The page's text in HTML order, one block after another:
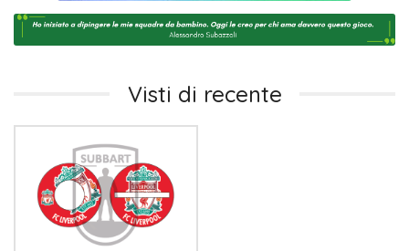
Visti di recente